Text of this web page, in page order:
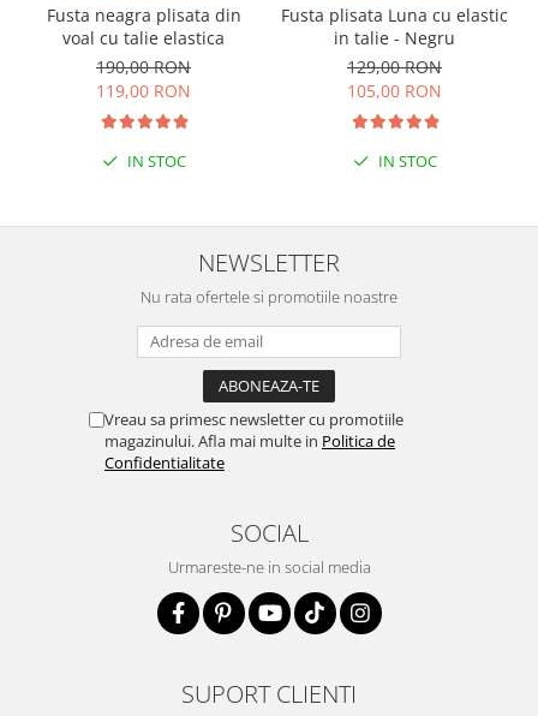
Fusta neagra plisata din
voal cu talie elastica
190,00 RON
119,00 RON
IN STOC
Fusta plisata Luna cu elastic
in talie - Negru
129,00 RON
105,00 RON
IN STOC
NEWSLETTER
Nu rata ofertele si promotiile noastre
Vreau sa primesc newsletter cu promotiile
magazinului. Afla mai multe in Politica de
Confidentialitate
SOCIAL
Urmareste-ne in social media
SUPORT CLIENTI